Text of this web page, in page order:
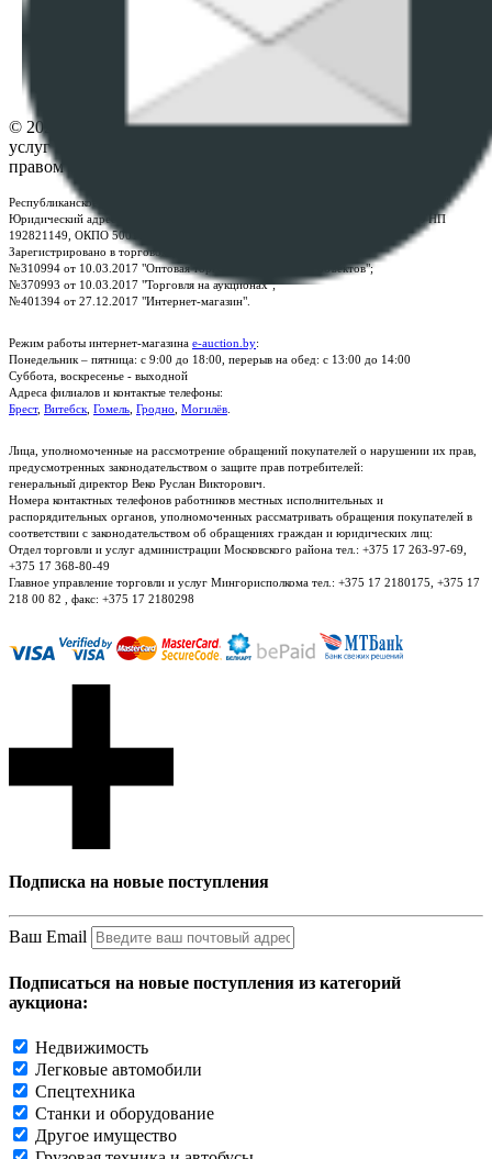
Настройки cookie-файлов
© 2026 Республиканское унитарное предприятие по оказанию
услуг "БелЮрОбеспечение" - Все права защищены авторским
правом
Республиканское унитарное предприятие по оказанию услуг "БелЮрОбеспечение"
Юридический адрес: г. Минск, пр-т. Дзержинского, 1Б, e-mail:
, УНП
192821149, ОКПО 500111895000
Зарегистрировано в торговом реестре Республики Беларусь:
№310994 от 10.03.2017 "Оптовая торговля без торговых объектов";
№370993 от 10.03.2017 "Торговля на аукционах";
№401394 от 27.12.2017 "Интернет-магазин".
Режим работы интернет-магазина e-auction.by:
Понедельник – пятница: с 9:00 до 18:00, перерыв на обед: с 13:00 до 14:00
Суббота, воскресенье - выходной
Адреса филиалов и контактые телефоны:
Брест, Витебск Гомель Гродно Могилёв
Лица, уполномоченные на рассмотрение обращений покупателей о нарушении их прав,
предусмотренных законодательством о защите прав потребителей:
генеральный директор Веко Руслан Викторович.
Номера контактных телефонов работников местных исполнительных и
распорядительных органов, уполномоченных рассматривать обращения покупателей в
соответствии с законодательством об обращениях граждан и юридических лиц:
Отдел торговли и услуг администрации Московского района тел.: +375 17 263-97-69,
+375 17 368-80-49
Главное управление торговли и услуг Мингорисполкома тел.: +375 17 2180175, +375 17
218 00 82 , факс: +375 17 2180298
Подписка на новые поступления
Ваш Email
Подписаться на новые поступления из категорий
аукциона:
Недвижимость
Легковые автомобили
Спецтехника
Станки и оборудование
Другое имущество